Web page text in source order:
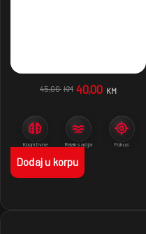
45,00 KM 40,00 KM
Kognitivne
Relaksacija Fokus
Dodaj u korpu